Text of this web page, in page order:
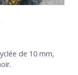
de 10 mm,